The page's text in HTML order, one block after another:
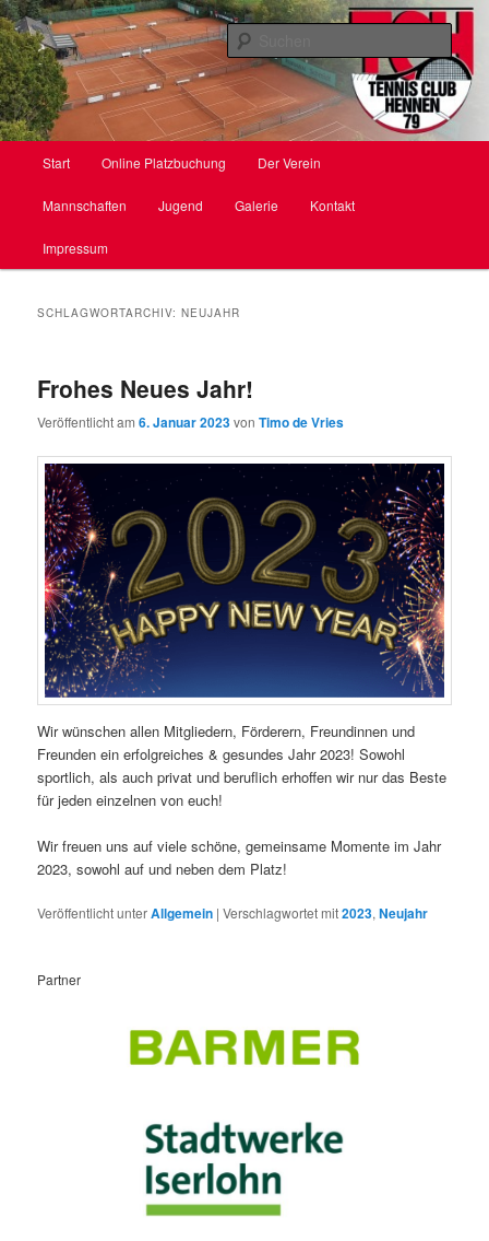
Zum
primären
Inhalt
springen
Zum
sekundären
Inhalt
springenTC Hennen e. V.
Start Online Platzbuchung Der Verein
Mannschaften Jugend Galerie Kontakt
Impressum
SCHLAGWORTARCHIV:NEUJAHR
Frohes Neues Jahr!
Veröffentlicht am6. Januar 2023vonTimo de Vries
Wir wünschen allen Mitgliedern, Förderern, Freundinnen und
Freunden ein erfolgreiches & gesundes Jahr 2023! Sowohl
sportlich, als auch privat und beruflich erhoffen wir nur das Beste
für jeden einzelnen von euch!
Wir freuen uns auf viele schöne, gemeinsame Momente im Jahr
2023, sowohl auf und neben dem Platz!
Veröffentlicht unterAllgemein |Verschlagwortet mit2023,Neujahr
Partner